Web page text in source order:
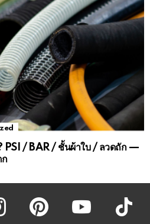
PSI / BAR / ชั้นผ้าใบ / ลวดถัก —
ก
instagram pinterest youtube tiktok